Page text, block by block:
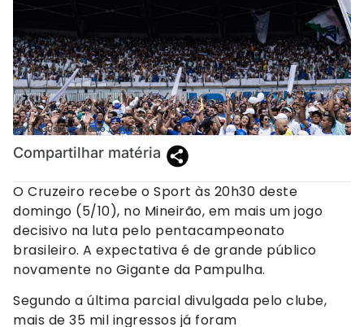
(Foto: Gustavo Aleixo / Cruzeiro)
Compartilhar matéria
O Cruzeiro recebe o Sport às 20h30 deste
domingo (5/10), no Mineirão, em mais um jogo
decisivo na luta pelo pentacampeonato
brasileiro. A expectativa é de grande público
novamente no Gigante da Pampulha.
Segundo a última parcial divulgada pelo clube,
mais de 35 mil ingressos já foram